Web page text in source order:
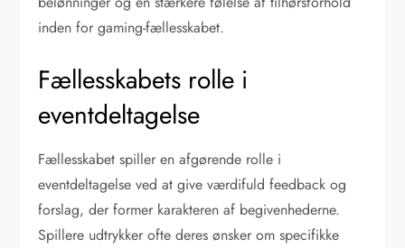
inden for gaming-fællesskabet.
Fællesskabets rolle i
eventdeltagelse
Fællesskabet spiller en afgørende rolle i
eventdeltagelse ved at give værdifuld feedback og
forslag, der former karakteren af begivenhederne.
Spillere udtrykker ofte deres ønsker om specifikke